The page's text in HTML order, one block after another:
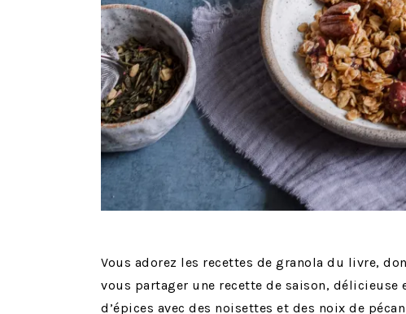
Vous adorez les recettes de granola du livre,
vous partager une recette de saison, délicieuse
d’épices avec des noisettes et des noix de